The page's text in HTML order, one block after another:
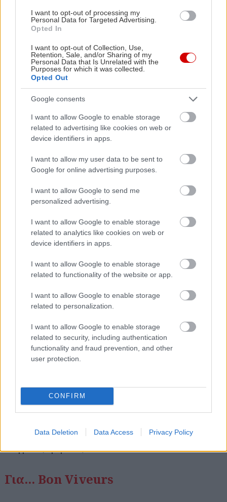
I want to opt-out of processing my
Personal Data for Targeted Advertising.
Opted In
I want to opt-out of Collection, Use,
Retention, Sale, and/or Sharing of my
Personal Data that Is Unrelated with the
Purposes for which it was collected.
Opted Out
Google consents
I want to allow Google to enable storage
related to advertising like cookies on web or
device identifiers in apps.
I want to allow my user data to be sent to
Google for online advertising purposes.
I want to allow Google to send me
personalized advertising.
I want to allow Google to enable storage
related to analytics like cookies on web or
device identifiers in apps.
I want to allow Google to enable storage
related to functionality of the website or app.
I want to allow Google to enable storage
related to personalization.
I want to allow Google to enable storage
related to security, including authentication
functionality and fraud prevention, and other
user protection.
CONFIRM
Data Deletion Data Access Privacy Policy
καραμελωμένα κρεμμυδάκια και σος τρούφας,
ενώ για επιδόρπιο σερβίρεται λάβα σοκολάτας με
* Το εστιατόριοΜάνηΜάνηυποδέχεται το νέο
έτος με βελουτέ άγριων μανιταριών σε λάδι
τρούφας, παραδοσιακή σαλάτα με κατσικίσιο τυρί,
ribeye και πουρέ γλυκοπατάτας σε σάλτσα μελιού
και πιπεριών και επιδόρπιο προφιτερόλ με κρέμα
εστιατόριοΜπαλκόνι (Δημοκρατίας 100, Κόκκινο
Λιμανάκι, Ραφήνα) και ο σεφ Χαράλαμπος
Φλεβάρης, μας υποδέχονται με μανιταρόσουπα
αρωματισμένη με τρούφα, καπνιστό σολομό
γεμιστό με βινεγκρέτ μάνγκο, τορτελίνι αστακού
και καβουρόψιχα, κορυφή πάπιας με σάλτσα
αγριοκέρασου, χοιρινό γάλακτος γεμιστό με
βερίκοκα και σάλτσα τεριγιάκι, ενώ για επιδόρπιο
σερβίρουν μπαλοτίνα σοκολάτας γάλακτος με
* H γευστική πρόταση του εστιατορίου
Ελευσίνα Hotel περιλαμβάνει βελουτέ γλυκιάς
σαλατικών με προσούτο, μύρτιλλο και βινεγκρέτ,
για κυρίως φιλέτο μόσχου angus σοτέ με άγρια
κυδώνι με σαμιώτικο κρασί αρωματισμένο με
σαφράν (τιμή: 55€).
Για... Bon Viveurs